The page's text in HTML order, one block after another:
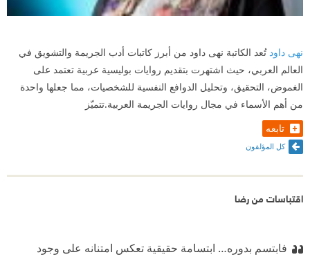
نهى داود تُعد الكاتبة نهى داود من أبرز كاتبات أدب الجريمة والتشويق في
العالم العربي، حيث اشتهرت بتقديم روايات بوليسية عربية تعتمد على
الغموض، التحقيق، وتحليل الدوافع النفسية للشخصيات، مما جعلها واحدة
من أهم الأسماء في مجال روايات الجريمة العربية.تتميّز
تابعه
كل المؤلفون
اقتباسات من رضا
فابتسم بدوره… ابتسامة حقيقية تعكس امتنانه على وجود